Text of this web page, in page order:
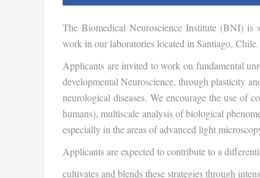
The Biomedical Neuroscience Institute (BNI) is
work in our laboratories located in Santiago, Chile.
Applicants are invited to work on fundamental
developmental Neuroscience, through plasticity
neurological diseases. We encourage the use of
humans), multiscale analysis of biological
especially in the areas of advanced light
Applicants are expected to contribute to a
cultivates and blends these strategies through